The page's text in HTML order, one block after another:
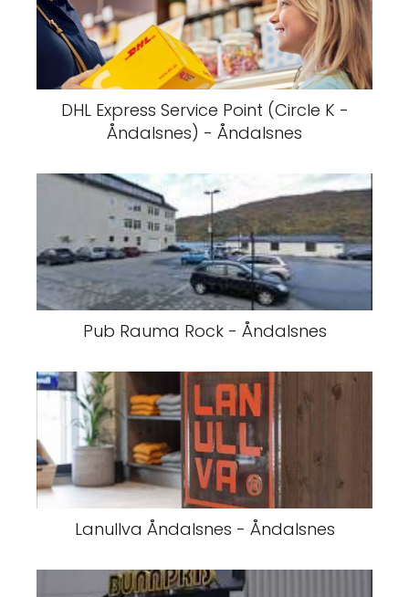
DHL Express Service Point (Circle K -
Åndalsnes) - Åndalsnes
Pub Rauma Rock - Åndalsnes
Lanullva Åndalsnes - Åndalsnes